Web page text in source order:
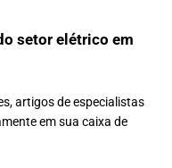
setor elétrico em
artigos de especialistas
em sua caixa de